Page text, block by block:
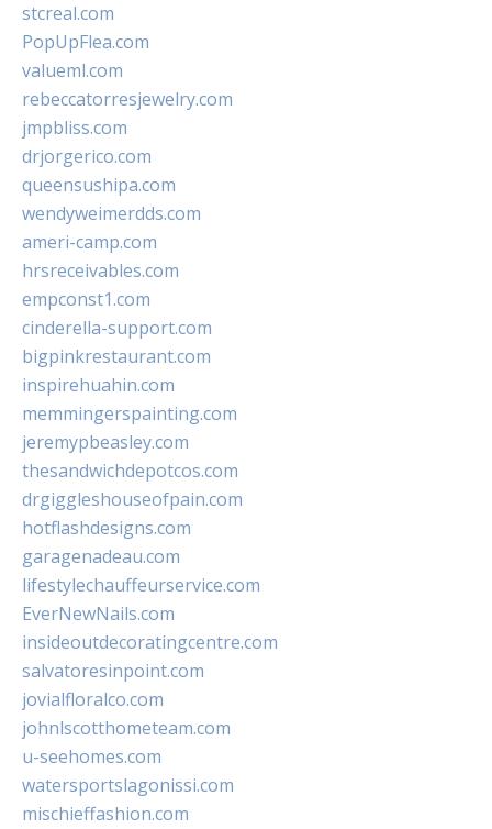
stcreal.com
PopUpFlea.com
valueml.com
rebeccatorresjewelry.com
jmpbliss.com
drjorgerico.com
queensushipa.com
wendyweimerdds.com
ameri-camp.com
hrsreceivables.com
empconst1.com
cinderella-support.com
bigpinkrestaurant.com
inspirehuahin.com
memmingerspainting.com
jeremypbeasley.com
thesandwichdepotcos.com
drgiggleshouseofpain.com
hotflashdesigns.com
garagenadeau.com
lifestylechauffeurservice.com
EverNewNails.com
insideoutdecoratingcentre.com
salvatoresinpoint.com
jovialfloralco.com
johnlscotthometeam.com
u-seehomes.com
watersportslagonissi.com
mischieffashion.com